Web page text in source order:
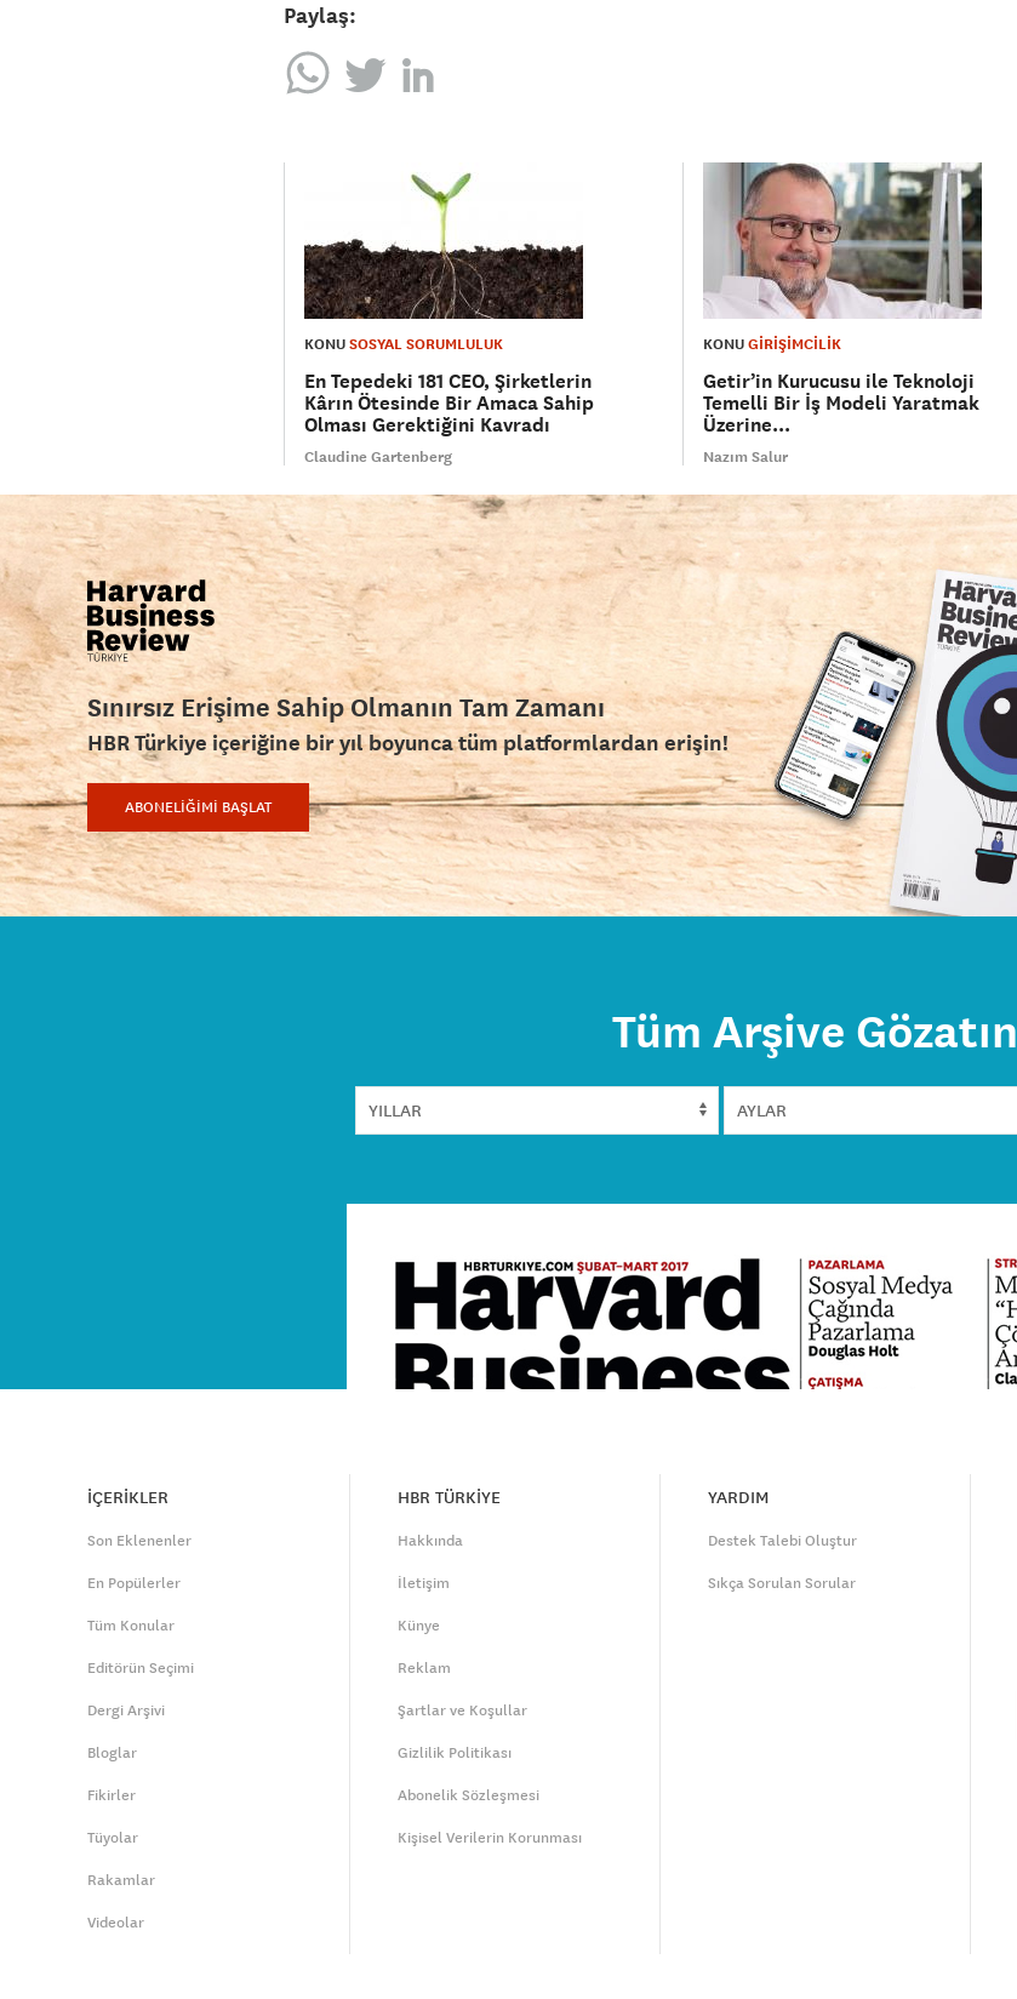
Paylaş:
KONUSOSYAL SORUMLULUK
En Tepedeki 181 CEO, Şirketlerin
Kârın Ötesinde Bir Amaca Sahip
Olması Gerektiğini Kavradı
Claudine Gartenberg
KONUGİRİŞİMCİLİK
Getir’in Kurucusu ile Teknoloji
Temelli Bir İş Modeli Yaratmak
Üzerine...
Nazım Salur
Sınırsız Erişime Sahip Olmanın Tam Zamanı
HBR Türkiye içeriğine bir yıl boyunca tüm platformlardan erişin!
ABONELİĞİMİ BAŞLAT
Tüm Arşive Gözatın
İÇERİKLER
Son Eklenenler
En Popülerler
Tüm Konular
Editörün Seçimi
Dergi Arşivi
Bloglar
Fikirler
Tüyolar
Rakamlar
Videolar
HBR TÜRKİYE
Hakkında
İletişim
Künye
Reklam
Şartlar ve Koşullar
Gizlilik Politikası
Abonelik Sözleşmesi
Kişisel Verilerin Korunması
YARDIM
Destek Talebi Oluştur
Sıkça Sorulan Sorular